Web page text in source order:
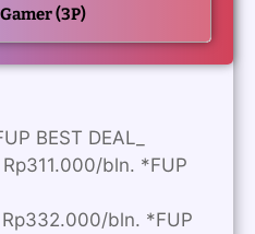
(3P)
BEST DEAL_
bln. *FUP
bln. *FUP